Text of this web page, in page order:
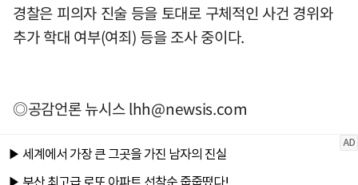
경찰은 피의자 진술 등을 토대로 구체적인 사건 경위와
추가 학대 여부(여죄) 등을 조사 중이다.
◎공감언론 뉴시스lhh@newsis.com